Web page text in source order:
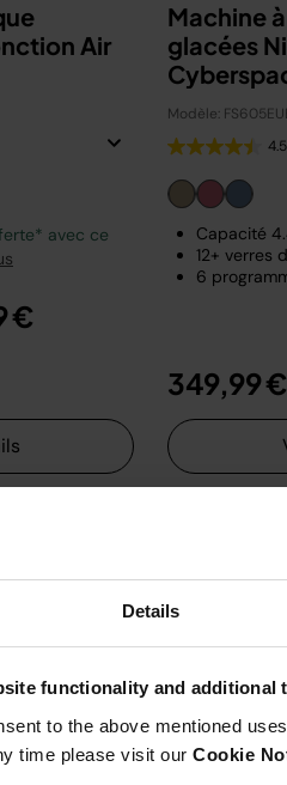
Details
functionality and
to the above mentioned
time please visit our Cookie
Air
avec ce
€
Machine
glacées
Modèle:
4.5
Capacité
12+ verres
6
349,99 €